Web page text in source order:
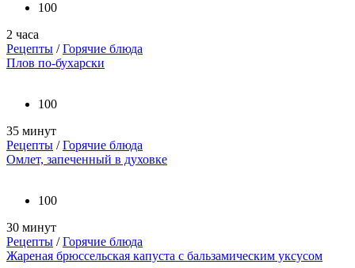
100
2 часа
Рецепты /Горячие блюда
Плов по-бухарски
100
35 минут
Рецепты /Горячие блюда
Омлет, запеченный в духовке
100
30 минут
Рецепты /Горячие блюда
Жареная брюссельская капуста с бальзамическим уксусом